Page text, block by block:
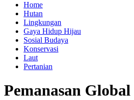
Home
Hutan
Lingkungan
Gaya Hidup Hijau
Sosial Budaya
Konservasi
Laut
Pertanian
Pemanasan Global